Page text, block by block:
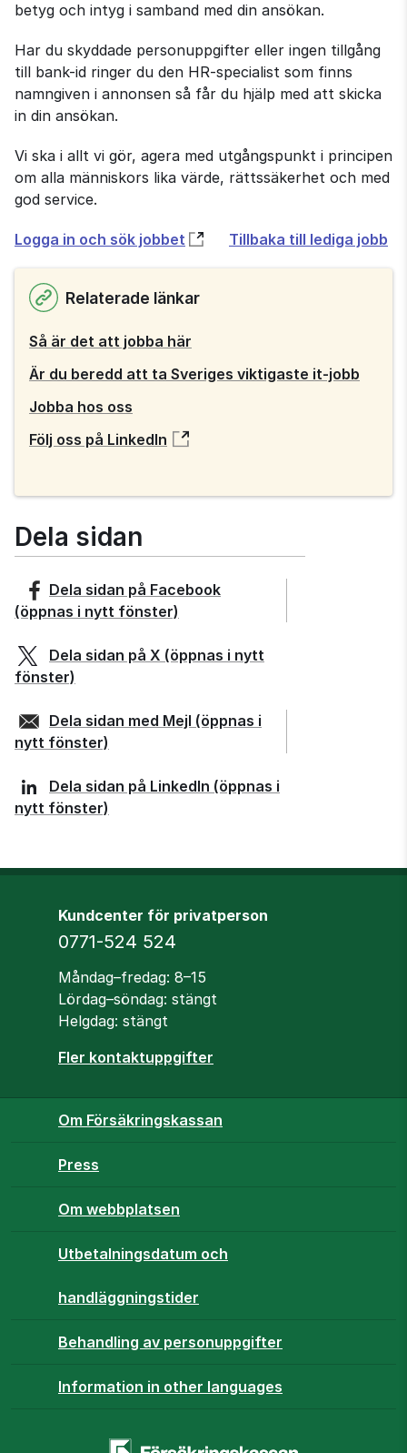
betyg och intyg i samband med din ansökan.
Har du skyddade personuppgifter eller ingen tillgång
till bank-id ringer du den HR-specialist som finns
namngiven i annonsen så får du hjälp med att skicka
in din ansökan.
Vi ska i allt vi gör, agera med utgångspunkt i principen
om alla människors lika värde, rättssäkerhet och med
god service.
Logga in och sök jobbet
Öppnas
nytt
fönster
Tillbaka till lediga jobb
Relaterade länkar
Så är det att jobba här
Är du beredd att ta Sveriges viktigaste it-jobb
Jobba hos oss
Följ oss på LinkedIn
Dela sidan
Dela sidan på Facebook
(öppnas i nytt fönster)
Dela sidan på X (öppnas i nytt
fönster)
Dela sidan med Mejl (öppnas i
nytt fönster)
Dela sidan på LinkedIn (öppnas i
nytt fönster)
Kundcenter för privatperson
Telefon
0771-524 524
Öppettider
Måndag–fredag: 8–15
Lördag–söndag: stängt
Helgdag: stängt
Fler kontaktuppgifter
Om Försäkringskassan
Press
Om webbplatsen
Utbetalningsdatum och
handläggningstider
Behandling av personuppgifter
Information in other languages
Startsidan